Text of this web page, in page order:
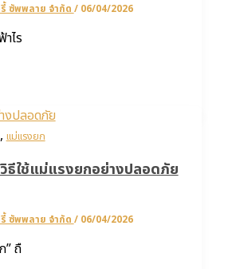
ซัพพลาย จำกัด / 06/04/2026
ไร
,แม่แรงยก
ธีใช้แม่แรงยกอย่างปลอดภัย
ซัพพลาย จำกัด / 06/04/2026
” ถื